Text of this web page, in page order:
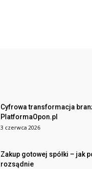
Cyfrowa transformacja
PlatformaOpon.pl
3 czerwca 2026
Zakup gotowej spółki – jak
rozsądnie